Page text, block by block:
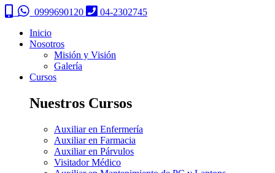
0999690120
04-2302745
Inicio
Nosotros
Misión y Visión
Galería
Cursos
Nuestros Cursos
Auxiliar en Enfermería
Auxiliar en Farmacia
Auxiliar en Párvulos
Visitador Médico